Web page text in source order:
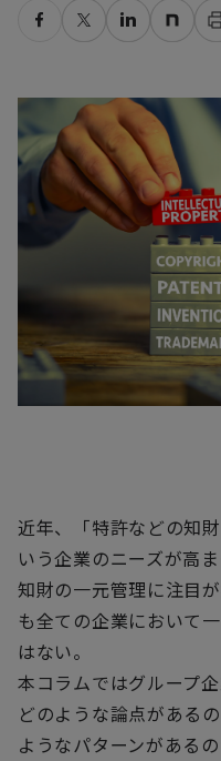
近年、「特許などの知
いう企業のニーズが高
知財の一元管理に注目
も全ての企業において
はない。
本コラムではグループ
どのような論点がある
ようなパターンがある